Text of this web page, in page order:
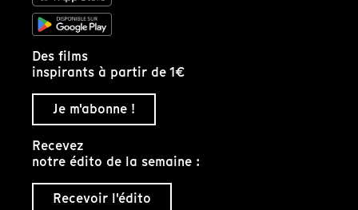
Des films
inspirants à partir de 1€
Je m'abonne !
Recevez
notre édito de la semaine :
Recevoir l'édito